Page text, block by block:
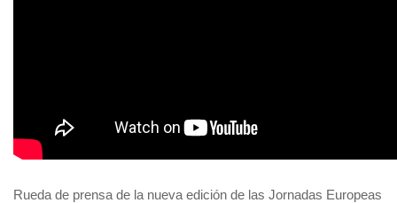
Rueda de prensa de la nueva edición de las Jornadas Europeas